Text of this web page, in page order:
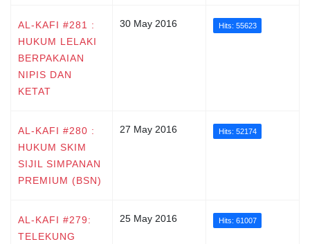
AL-KAFI #281 :
HUKUM LELAKI
BERPAKAIAN
NIPIS DAN
KETAT
30 May 2016 Hits: 55623
AL-KAFI #280 :
HUKUM SKIM
SIJIL SIMPANAN
PREMIUM (BSN)
27 May 2016 Hits: 52174
AL-KAFI #279:
TELEKUNG
25 May 2016 Hits: 61007